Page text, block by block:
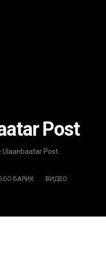
Post
Post.
БАРИХ ВИДЕО